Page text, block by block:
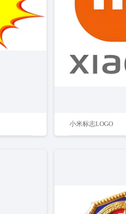
小米标志LOGO